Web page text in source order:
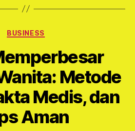
Categories
BUSINESS
Metode
Medis, dan
Aman